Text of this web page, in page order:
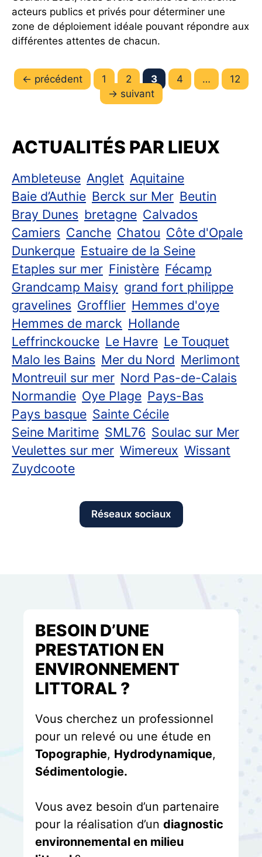
acteurs publics et privés pour déterminer une
zone de déploiement idéale pouvant répondre aux
différentes attentes de chacun.
← précédent Page
1 Page
2 Page
3 Page
4 … Page
12
→ suivant
ACTUALITÉS PAR LIEUX
Ambleteuse Anglet Aquitaine
Baie d’Authie Berck sur Mer Beutin
Bray Dunes bretagne Calvados
Camiers Canche Chatou Côte d'Opale
Dunkerque Estuaire de la Seine
Etaples sur mer Finistère Fécamp
Grandcamp Maisy grand fort philippe
gravelines Grofflier Hemmes d'oye
Hemmes de marck Hollande
Leffrinckoucke Le Havre Le Touquet
Malo les Bains Mer du Nord Merlimont
Montreuil sur mer Nord Pas-de-Calais
Normandie Oye Plage Pays-Bas
Pays basque Sainte Cécile
Seine Maritime SML76 Soulac sur Mer
Veulettes sur mer Wimereux Wissant
Zuydcoote
Réseaux sociaux
BESOIN D’UNE
PRESTATION EN
ENVIRONNEMENT
LITTORAL ?
Vous cherchez un professionnel
pour un relevé ou une étude en
Topographie, Hydrodynamique,
Sédimentologie.
Vous avez besoin d’un partenaire
pour la réalisation d’un diagnostic
environnemental en milieu